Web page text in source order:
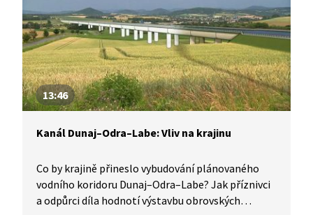
zemí, nebo výhled do budoucnosti dopravy.
13:46
Kanál Dunaj–Odra–Labe: Vliv na krajinu
Co by krajině přineslo vybudování plánovaného
vodního koridoru Dunaj–Odra–Labe? Jak příznivci
a odpůrci díla hodnotí výstavbu obrovských